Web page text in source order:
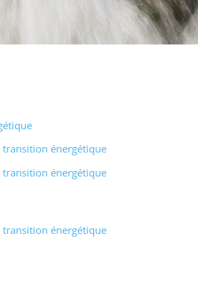
énergétique
énergétique
énergétique